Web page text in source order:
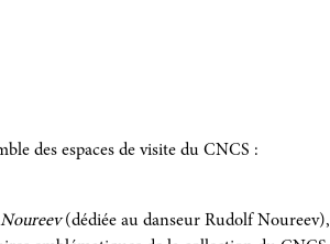
des espaces de visite du CNCS :
(dédiée au danseur Rudolf Noureev),